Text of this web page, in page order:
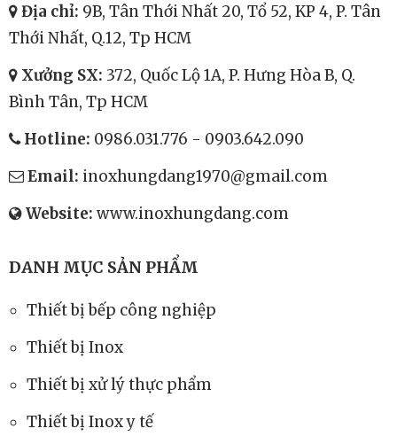
Địa chỉ: 9B, Tân Thới Nhất 20, Tổ 52, KP 4, P. Tân
Thới Nhất, Q.12, Tp HCM
Xưởng SX: 372, Quốc Lộ 1A, P. Hưng Hòa B, Q.
Bình Tân, Tp HCM
Hotline: 0986.031.776 - 0903.642.090
Email: inoxhungdang1970@gmail.com
Website: www.inoxhungdang.com
DANH MỤC SẢN PHẨM
Thiết bị bếp công nghiệp
Thiết bị Inox
Thiết bị xử lý thực phẩm
Thiết bị Inox y tế